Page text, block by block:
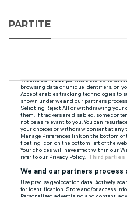
PARTITE